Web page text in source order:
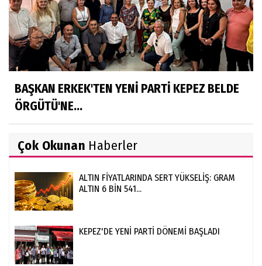
BAŞKAN ERKEK'TEN YENİ PARTİ KEPEZ BELDE
ÖRGÜTÜ'NE...
Çok Okunan Haberler
ALTIN FİYATLARINDA SERT YÜKSELİŞ: GRAM
ALTIN 6 BİN 541...
KEPEZ'DE YENİ PARTİ DÖNEMİ BAŞLADI